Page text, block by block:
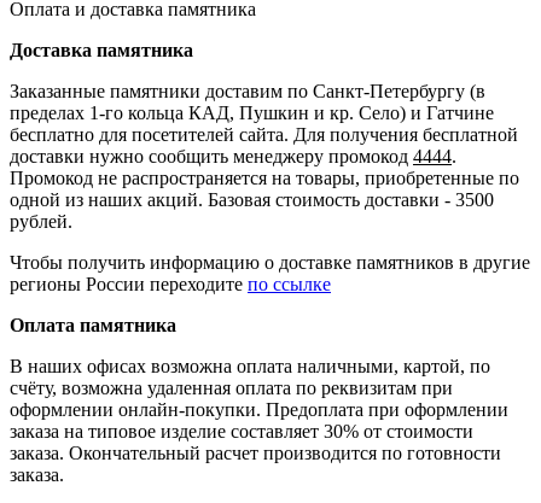
Оплата и доставка памятника
Доставка памятника
Заказанные памятники доставим по Санкт-Петербургу (в
пределах 1-го кольца КАД, Пушкин и кр. Село) и Гатчине
бесплатно для посетителей сайта. Для получения бесплатной
доставки нужно сообщить менеджеру промокод 4444.
Промокод не распространяется на товары, приобретенные по
одной из наших акций. Базовая стоимость доставки - 3500
рублей.
Чтобы получить информацию о доставке памятников в другие
регионы России переходите по ссылке
Оплата памятника
В наших офисах возможна оплата наличными, картой, по
счёту, возможна удаленная оплата по реквизитам при
оформлении онлайн-покупки. Предоплата при оформлении
заказа на типовое изделие составляет 30% от стоимости
заказа. Окончательный расчет производится по готовности
заказа.